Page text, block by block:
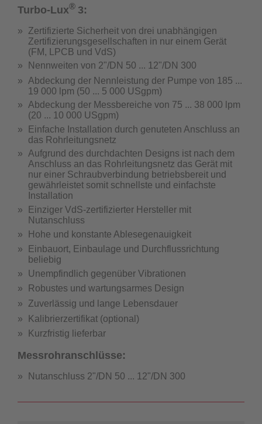
Turbo-Lux® 3:
Zertifizierte Sicherheit von drei unabhängigen
Zertifizierungsgesellschaften in nur einem Gerät
(FM, LPCB und VdS)
Nennweiten von 2"/DN 50 ... 12"/DN 300
Abdeckung der Nennleistung der Pumpe von 185 ...
19 000 lpm (50 ... 5 000 USgpm)
Abdeckung der Messbereiche von 75 ... 38 000 lpm
(20 ... 10 000 USgpm)
Einfache Installation durch genuteten Anschluss an
das Rohrleitungsnetz
Aufgrund des durchdachten Designs ist nach dem
Anschluss an das Rohrleitungsnetz das Gerät mit
nur einer Schraubverbindung betriebsbereit und
gewährleistet somit schnellste und einfachste
Installation
Einziger VdS-zertifizierter Hersteller mit
Nutanschluss
Hohe und konstante Ablesegenauigkeit
Einbauort, Einbaulage und Durchflussrichtung
beliebig
Unempfindlich gegenüber Vibrationen
Robustes und wartungsarmes Design
Zuverlässig und lange Lebensdauer
Kalibrierzertifikat (optional)
Kurzfristig lieferbar
Messrohranschlüsse:
Nutanschluss 2"/DN 50 ... 12"/DN 300